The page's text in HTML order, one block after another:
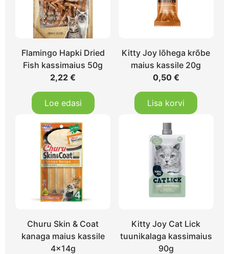
Flamingo Hapki Dried
Fish kassimaius 50g
2,22€
Loe edasi
Kitty Joy lõhega krõbe
maius kassile 20g
0,50 €
Lisa korvi
Churu Skin & Coat
kanaga maius kassile
4x14g
Kitty Joy Cat Lick
tuunikalaga kassimaius
90g